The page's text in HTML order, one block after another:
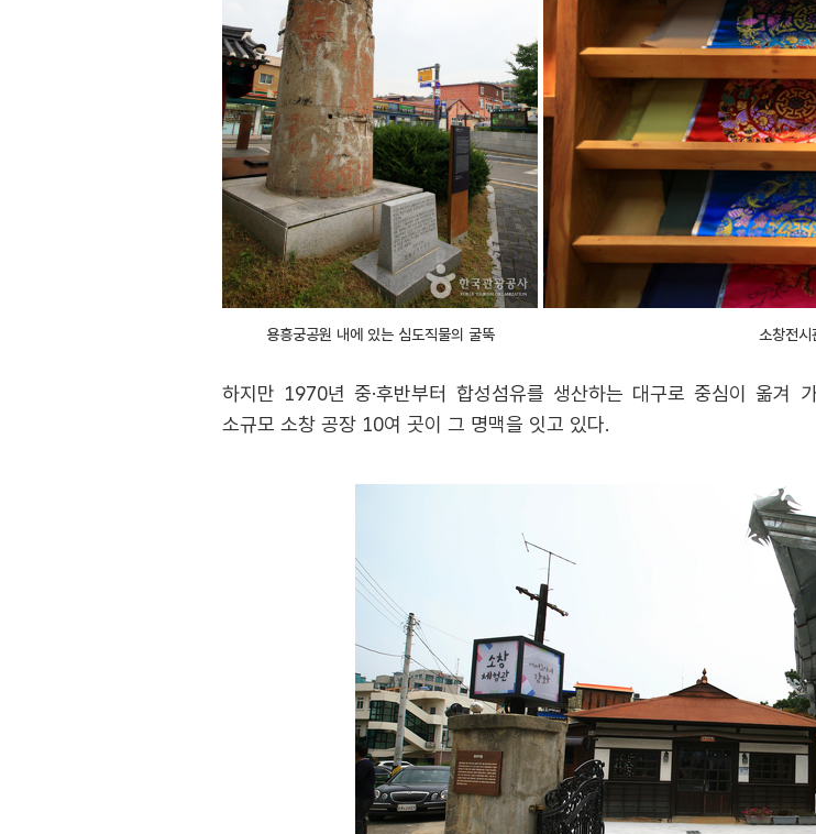
용흥궁공원 내에 있는 심도직물의 굴뚝 소창전
하지만 1970년 중·후반부터 합성섬유를 생산하는 대구로 중심이 옮겨
소규모 소창 공장 10여 곳이 그 명맥을 잇고 있다.